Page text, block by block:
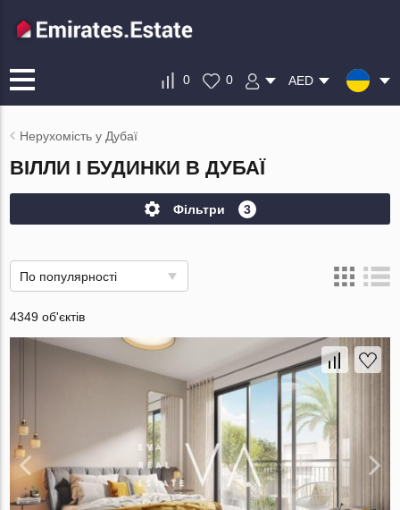
0 0 AED
Нерухомість у Дубаї
ВІЛЛИ І БУДИНКИ В ДУБАЇ
Фільтри 3
По популярності
4349 об'єктів